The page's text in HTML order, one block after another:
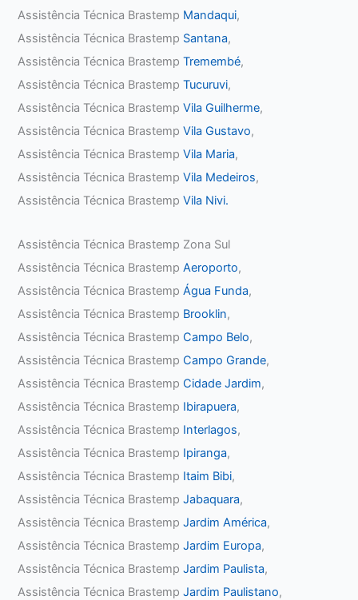
Assistência Técnica Brastemp Mandaqui,
Assistência Técnica Brastemp Santana,
Assistência Técnica BrastempTremembé,
Assistência Técnica BrastempTucuruvi,
Assistência Técnica BrastempVila Guilherme,
Assistência Técnica BrastempVila Gustavo,
Assistência Técnica BrastempVila Maria,
Assistência Técnica BrastempVila Medeiros,
Assistência Técnica BrastempVila Nivi.
Assistência Técnica Brastemp Zona Sul
Assistência Técnica BrastempAeroporto,
Assistência Técnica BrastempÁgua Funda,
Assistência Técnica Brastemp Brooklin,
Assistência Técnica BrastempCampo Belo,
Assistência Técnica BrastempCampo Grande,
Assistência Técnica BrastempCidade Jardim,
Assistência Técnica Brastemp Ibirapuera,
Assistência Técnica Brastemp Interlagos,
Assistência Técnica Brastemp Ipiranga,
Assistência Técnica Brastemp Itaim Bibi,
Assistência Técnica BrastempJabaquara,
Assistência Técnica BrastempJardim América,
Assistência Técnica BrastempJardim Europa,
Assistência Técnica BrastempJardim Paulista,
Assistência Técnica BrastempJardim Paulistano,